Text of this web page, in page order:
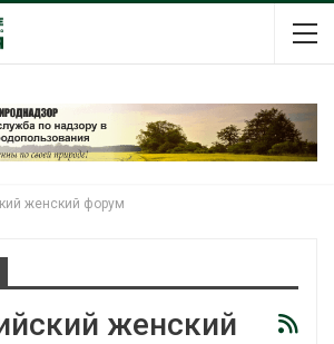
женский форум
женский